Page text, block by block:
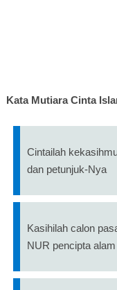
Kata Mutiara Cinta
Cintailah
dan petunjuk-Nya
Kasihilah calon
NUR pencipta